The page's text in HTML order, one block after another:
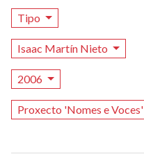
Tipo
Isaac Martín Nieto
2006
Proxecto 'Nomes e Voces'